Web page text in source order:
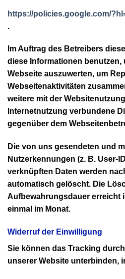
https://policies.google.com/
.
Im Auftrag des Betreibers
diese Informationen benutzen,
Webseite auszuwerten, um
Webseitenaktivitäten
weitere mit der
Internetnutzung verbundene
gegenüber dem
Die von uns gesendeten und
Nutzerkennungen (z. B. User-
verknüpften Daten werden
automatisch gelöscht. Die
Aufbewahrungsdauer erreicht
einmal im Monat.
Widerruf der Einwilligung
Sie können das Tracking
unserer Website unterbinden,